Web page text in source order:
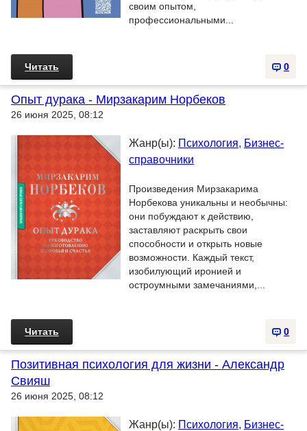
своим опытом,
профессиональными...
0
Читать
Опыт дурака - Мирзакарим Норбеков
26 июня 2025, 08:12
Жанр(ы): Психология, Бизнес-
справочники
Произведения Мирзакарима
Норбекова уникальны и необычны:
они побуждают к действию,
заставляют раскрыть свои
способности и открыть новые
возможности. Каждый текст,
изобилующий иронией и
остроумными замечаниями,...
0
Читать
Позитивная психология для жизни - Александр
Свияш
26 июня 2025, 08:12
Жанр(ы): Психология, Бизнес-